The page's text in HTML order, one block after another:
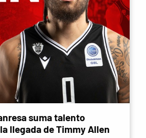
suma talento
llegada de Timmy Allen